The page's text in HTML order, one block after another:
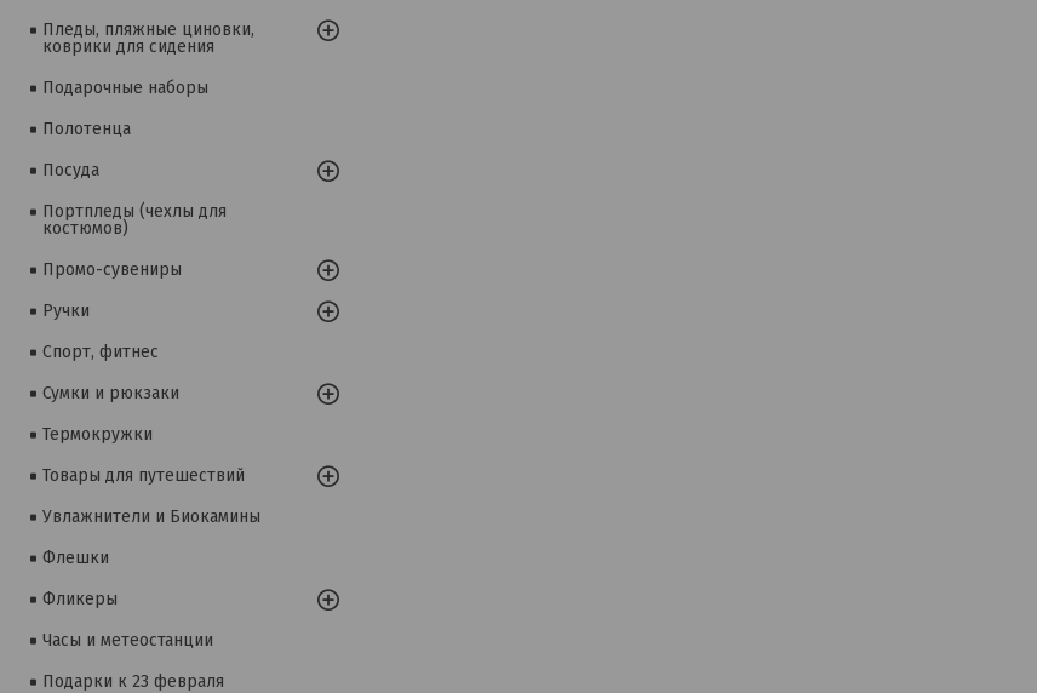
Пледы, пляжные циновки,
коврики для сидения
Подарочные наборы
Полотенца
Посуда
Портпледы (чехлы для
костюмов)
Промо-сувениры
Ручки
Спорт, фитнес
Сумки и рюкзаки
Термокружки
Товары для путешествий
Увлажнители и Биокамины
Флешки
Фликеры
Часы и метеостанции
Подарки к 23 февраля